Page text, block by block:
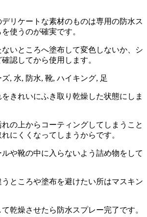
リケートな素材のものは専用の防水ス
使うのが確実です。
いところへ塗布して変色しないか、シ
認してから使用します。
きれいにふき取り乾燥した状態にしま
の上からコーティングしてしまうこと
にくくなってしまうからです。
や靴の中に入らないよう詰め物をして
ところや塗布を避けたい所はマスキン
乾燥させたら防水スプレー完了です。